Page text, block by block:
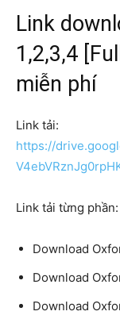
Link
1,2,3,4
miễn phí
Link tải:
https://
Link tải từng phần:
Download
Download
Download